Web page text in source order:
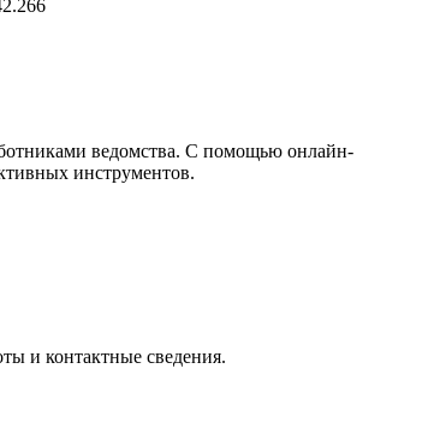
ведомства. С помощью онлайн-
инструментов.
и контактные сведения.